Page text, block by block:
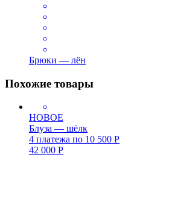
Брюки — лён
Похожие товары
НОВОЕ
Блуза — шёлк
4 платежа по 10 500 Р
42 000 Р